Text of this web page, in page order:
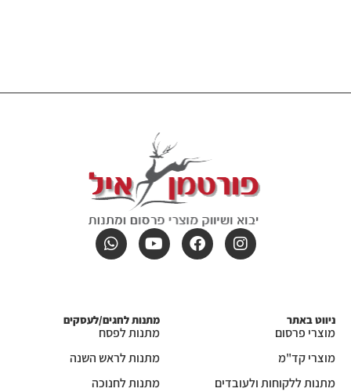
ניווט באתר
מוצרי פרסום
מוצרי קד"מ
מתנות ללקוחות ולעובדים
מתנות לחגים/לעסקים
מתנות לפסח
מתנות לראש השנה
מתנות לחנוכה